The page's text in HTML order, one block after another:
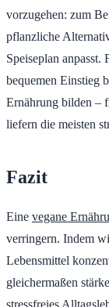
vorzugehen: zum
pflanzliche
Speiseplan anpasst.
bequemen Einstieg
Ernährung bilden –
liefern die meisten
Fazit
Eine vegane
verringern. Indem
Lebensmittel
gleichermaßen
stressfreies